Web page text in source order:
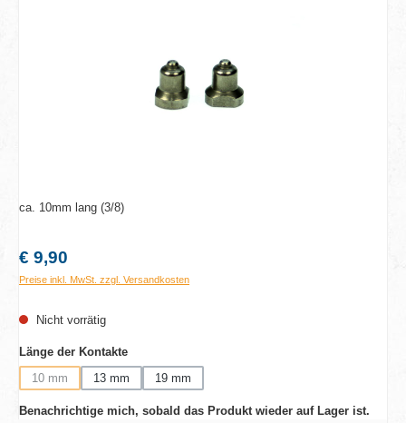
ca. 10mm lang (3/8)
Regulärer Preis:
€ 9,90
Preise inkl. MwSt. zzgl. Versandkosten
Nicht vorrätig
Länge der Kontakteauswählen
10 mm
(Diese Option ist zurzeit nicht verfügbar.)
13 mm 19 mm
Benachrichtige mich, sobald das Produkt wieder auf Lager ist.